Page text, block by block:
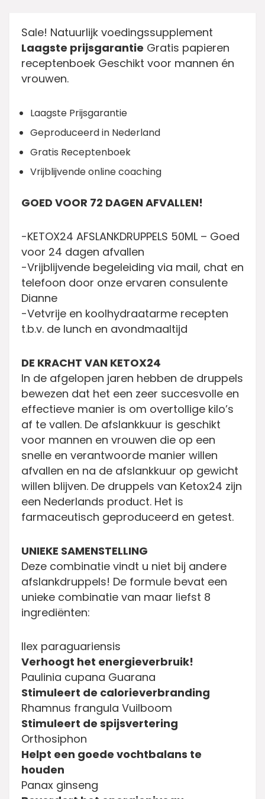
Sale! Natuurlijk voedingssupplement
Laagste prijsgarantie Gratis papieren
receptenboek Geschikt voor mannen én
vrouwen.
Laagste Prijsgarantie
Geproduceerd in Nederland
Gratis Receptenboek
Vrijblijvende online coaching
GOED VOOR 72 DAGEN AFVALLEN!
-KETOX24 AFSLANKDRUPPELS 50ML – Goed
voor 24 dagen afvallen
-Vrijblijvende begeleiding via mail, chat en
telefoon door onze ervaren consulente
Dianne
-Vetvrije en koolhydraatarme recepten
t.b.v. de lunch en avondmaaltijd
DE KRACHT VAN KETOX24
In de afgelopen jaren hebben de druppels
bewezen dat het een zeer succesvolle en
effectieve manier is om overtollige kilo’s
af te vallen. De afslankkuur is geschikt
voor mannen en vrouwen die op een
snelle en verantwoorde manier willen
afvallen en na de afslankkuur op gewicht
willen blijven. De druppels van Ketox24 zijn
een Nederlands product. Het is
farmaceutisch geproduceerd en getest.
UNIEKE SAMENSTELLING
Deze combinatie vindt u niet bij andere
afslankdruppels! De formule bevat een
unieke combinatie van maar liefst 8
ingrediënten:
Ilex paraguariensis
Verhoogt het energieverbruik!
Paulinia cupana Guarana
Stimuleert de calorieverbranding
Rhamnus frangula Vuilboom
Stimuleert de spijsvertering
Orthosiphon
Helpt een goede vochtbalans te
houden
Panax ginseng